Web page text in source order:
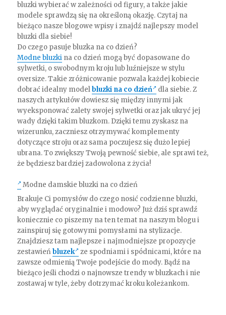
bluzki wybierać w zależności od figury, a także jakie
modele sprawdzą się na określoną okazję. Czytaj na
bieżąco nasze blogowe wpisy i znajdź najlepszy model
bluzki dla siebie!
Do czego pasuje bluzka na co dzień?
Modne bluzki na co dzień mogą być dopasowane do
sylwetki, o swobodnym kroju lub luźniejsze w stylu
oversize. Takie zróżnicowanie pozwala każdej kobiecie
dobrać idealny modelbluzki na co dzień
dla siebie. Z
naszych artykułów dowiesz się między innymi jak
wyeksponować zalety swojej sylwetki oraz jak ukryć jej
wady dzięki takim bluzkom. Dzięki temu zyskasz na
wizerunku, zaczniesz otrzymywać komplementy
dotyczące stroju oraz sama poczujesz się dużo lepiej
ubrana. To zwiększy Twoją pewność siebie, ale sprawi też,
że będziesz bardziej zadowolona z życia!
Modne damskie bluzki na co dzień
Brakuje Ci pomysłów do czego nosić codzienne bluzki,
aby wyglądać oryginalnie i modowo? Już dziś sprawdź
koniecznie co piszemy na ten temat na naszym blogu i
zainspiruj się gotowymi pomysłami na stylizacje.
Znajdziesz tam najlepsze i najmodniejsze propozycje
zestawieńbluzek
ze spodniami i spódnicami, które na
zawsze odmienią Twoje podejście do mody. Bądź na
bieżąco jeśli chodzi o najnowsze trendy w bluzkach i nie
zostawaj w tyle, żeby dotrzymać kroku koleżankom.